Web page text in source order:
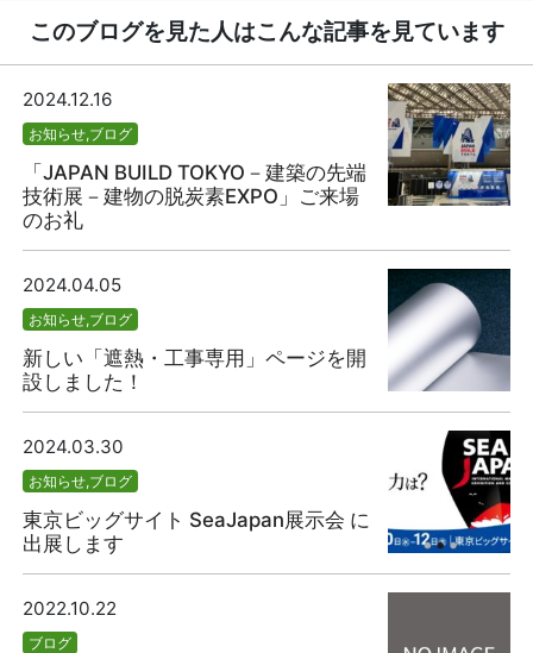
このブログを見た人はこんな記事を見ています
2024.12.16
お知らせ,ブログ
「JAPAN BUILD TOKYO－建築の先端
技術展－建物の脱炭素EXPO」ご来場
のお礼
2024.04.05
お知らせ,ブログ
新しい「遮熱・工事専用」ページを開
設しました！
2024.03.30
お知らせ,ブログ
東京ビッグサイト SeaJapan展示会 に
出展します
2022.10.22
ブログ